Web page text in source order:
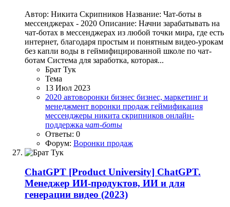
Автор: Никита Скрипников Название: Чат-боты в
мессенджерах - 2020 Описание: Начни зарабатывать на
чат-ботах в мессенджерах из любой точки мира, где есть
интернет, благодаря простым и понятным видео-урокам
без капли воды в геймифицированной школе по чат-
ботам Система для заработка, которая...
Брат Тук
Тема
13 Июл 2023
2020 автоворонки бизнес бизнес, маркетинг и
менеджмент воронки продаж геймификация
мессенджеры никита скрипников онлайн-
поддержка чат-боты
Ответы: 0
Форум: Воронки продаж
ChatGPT [Product University] ChatGPT.
Менеджер ИИ-продуктов, ИИ и для
генерации видео (2023)